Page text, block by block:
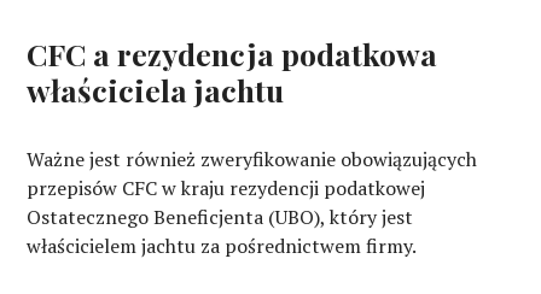
CFC a rezydencja podatkowa
właściciela jachtu
Ważne jest również zweryfikowanie obowiązujących
przepisów CFC w kraju rezydencji podatkowej
Ostatecznego Beneficjenta (UBO), który jest
właścicielem jachtu za pośrednictwem firmy.